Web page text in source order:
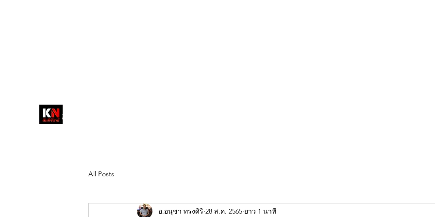
วส์
สื่อลึกวงการสงฆ์ เจาะตรงพระเครื่อง
All Posts
อ.อนุชา ทรงศิริ 28 ส.ค. 2565 ยาว 1 นาที